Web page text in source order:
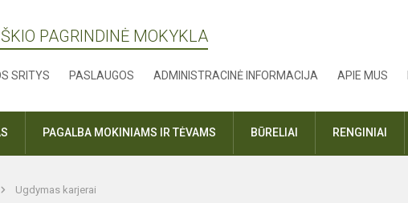
PAGRINDINĖ MOKYKLA
SRITYS PASLAUGOS ADMINISTRACINĖ INFORMACIJA APIE MUS
PAGALBA MOKINIAMS IR TĖVAMS BŪRELIAI RENGINIAI
Ugdymas karjerai